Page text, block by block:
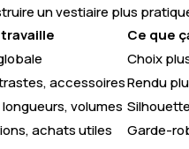
un vestiaire plus
travaille
Ce que
Choix
accessoiresRendu
volumes
achats utiles Garde-